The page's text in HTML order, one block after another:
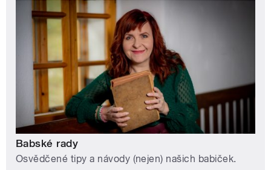
Babské rady
Osvědčené tipy a návody (nejen) našich babiček.